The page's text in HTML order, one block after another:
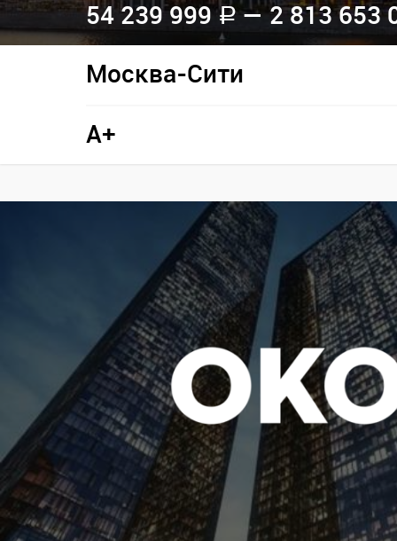
54 239 999a— 2 813 653
Москва-Сити
A+